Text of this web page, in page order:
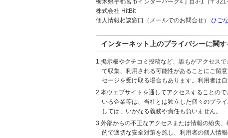
栃木県宇都宮市インターパーク4丁目3-1（〒321-
株式会社 HitBit
個人情報相談窓口（メールでのお問合せ）:ひご
インターネット上のプライバシーに関
1.掲示板やクチコミ投稿など、誰もがアクセス
て収集、利用される可能性があることにご留
セージを受け取る場合もあります。利用者は
2.本ウェブサイトを通してアクセスすることの
いる企業等は、当社とは独立した個々のプラ
しては、いかなる義務や責任も負いません。
3.外部からの不正なアクセスまたは情報の紛失
的で適切な安全対策を施し、利用者の個人情報